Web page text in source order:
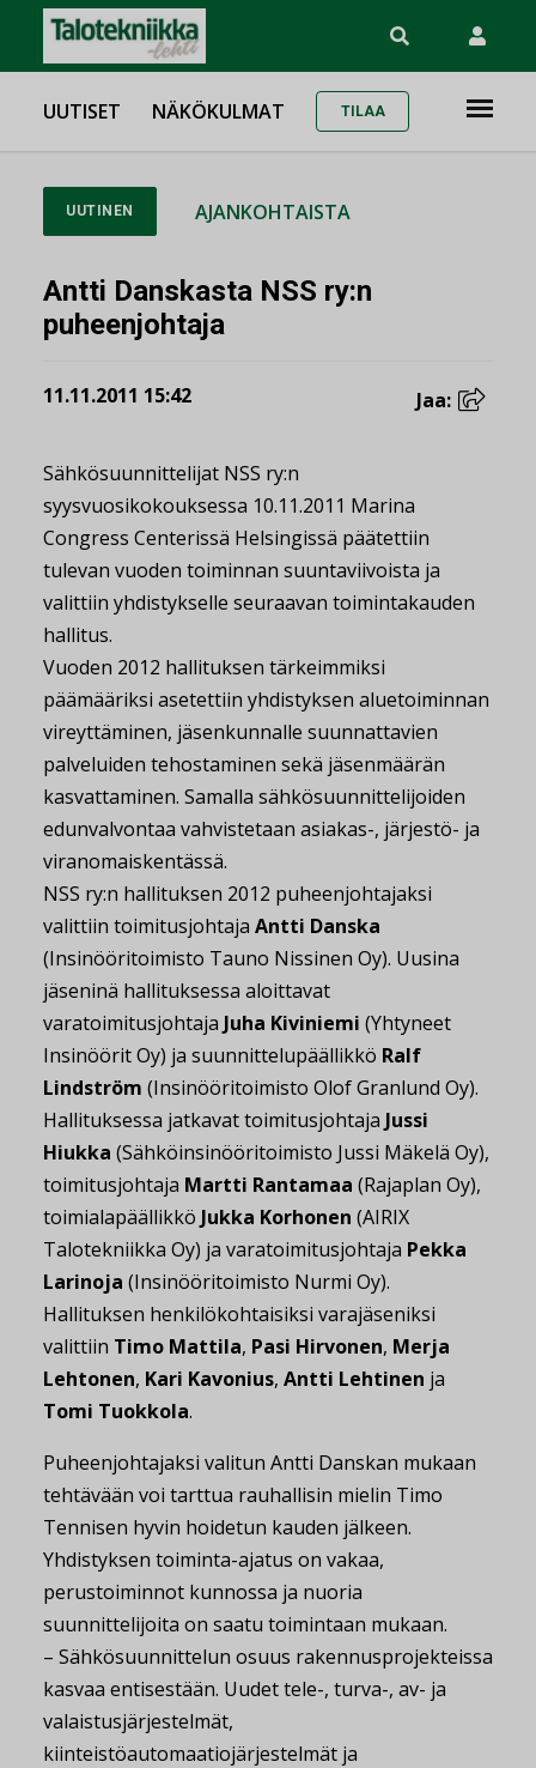
UUTISET NÄKÖKULMAT TILAA
UUTINEN AJANKOHTAISTA
Antti Danskasta NSS ry:n
puheenjohtaja
11.11.2011 15:42 Jaa:
Sähkösuunnittelijat NSS ry:n
syysvuosikokouksessa 10.11.2011 Marina
Congress Centerissä Helsingissä päätettiin
tulevan vuoden toiminnan suuntaviivoista ja
valittiin yhdistykselle seuraavan toimintakauden
hallitus.
Vuoden 2012 hallituksen tärkeimmiksi
päämääriksi asetettiin yhdistyksen aluetoiminnan
vireyttäminen, jäsenkunnalle suunnattavien
palveluiden tehostaminen sekä jäsenmäärän
kasvattaminen. Samalla sähkösuunnittelijoiden
edunvalvontaa vahvistetaan asiakas-, järjestö- ja
viranomaiskentässä.
NSS ry:n hallituksen 2012 puheenjohtajaksi
valittiin toimitusjohtaja Antti Danska
(Insinööritoimisto Tauno Nissinen Oy). Uusina
jäseninä hallituksessa aloittavat
varatoimitusjohtaja Juha Kiviniemi (Yhtyneet
Insinöörit Oy) ja suunnittelupäällikkö Ralf
Lindström (Insinööritoimisto Olof Granlund Oy).
Hallituksessa jatkavat toimitusjohtaja Jussi
Hiukka (Sähköinsinööritoimisto Jussi Mäkelä Oy),
toimitusjohtaja Martti Rantamaa (Rajaplan Oy),
toimialapäällikkö Jukka Korhonen (AIRIX
Talotekniikka Oy) ja varatoimitusjohtaja Pekka
Larinoja (Insinööritoimisto Nurmi Oy).
Hallituksen henkilökohtaisiksi varajäseniksi
valittiin Timo Mattila, Pasi Hirvonen, Merja
Lehtonen, Kari Kavonius, Antti Lehtinen ja
Tomi Tuokkola.
Puheenjohtajaksi valitun Antti Danskan mukaan
tehtävään voi tarttua rauhallisin mielin Timo
Tennisen hyvin hoidetun kauden jälkeen.
Yhdistyksen toiminta-ajatus on vakaa,
perustoiminnot kunnossa ja nuoria
suunnittelijoita on saatu toimintaan mukaan.
– Sähkösuunnittelun osuus rakennusprojekteissa
kasvaa entisestään. Uudet tele-, turva-, av- ja
valaistusjärjestelmät,
kiinteistöautomaatiojärjestelmät ja